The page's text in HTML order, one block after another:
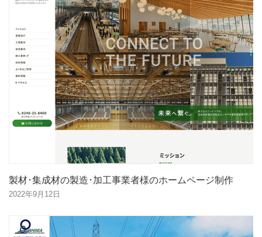
製材･集成材の製造･加工事業者様のホームページ制作
2022年9月12日